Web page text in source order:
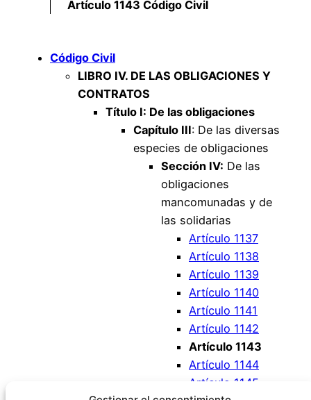
Artículo 1143 Código Civil
Código Civil
LIBRO IV. DE LAS OBLIGACIONES Y
CONTRATOS
Título I: De las obligaciones
Capítulo III: De las diversas
especies de obligaciones
Sección IV: De las
obligaciones
mancomunadas y de
las solidarias
Artículo 1137
Artículo 1138
Artículo 1139
Artículo 1140
Artículo 1141
Artículo 1142
Artículo 1143
Artículo 1144
Artículo 1145